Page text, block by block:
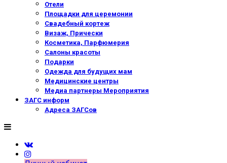
Отели
Площадки для церемонии
Свадебный кортеж
Визаж, Прически
Косметика, Парфюмерия
Салоны красоты
Подарки
Одежда для будущих мам
Медицинские центры
Медиа партнеры Мероприятия
ЗАГС информ
Адреса ЗАГСов